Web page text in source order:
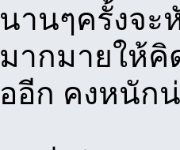
นานๆครั้งจะ
มากมายให้คิ
ออีก คงหนัก